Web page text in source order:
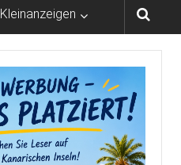
Kleinanzeigen